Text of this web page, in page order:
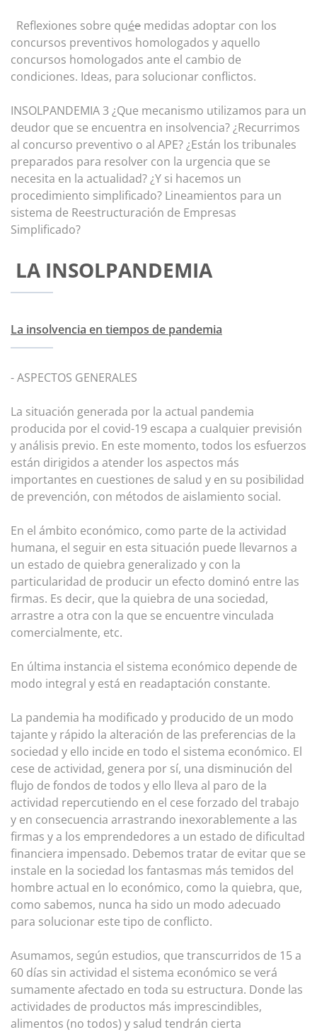
Reflexiones sobre quée medidas adoptar con los
concursos preventivos homologados y aquello
concursos homologados ante el cambio de
condiciones. Ideas, para solucionar conflictos.
INSOLPANDEMIA 3 ¿Que mecanismo utilizamos para un
deudor que se encuentra en insolvencia? ¿Recurrimos
al concurso preventivo o al APE? ¿Están los tribunales
preparados para resolver con la urgencia que se
necesita en la actualidad? ¿Y si hacemos un
procedimiento simplificado? Lineamientos para un
sistema de Reestructuración de Empresas
Simplificado?
LA INSOLPANDEMIA
La insolvencia en tiempos de pandemia
- ASPECTOS GENERALES
La situación generada por la actual pandemia
producida por el covid-19 escapa a cualquier previsión
y análisis previo. En este momento, todos los esfuerzos
están dirigidos a atender los aspectos más
importantes en cuestiones de salud y en su posibilidad
de prevención, con métodos de aislamiento social.
En el ámbito económico, como parte de la actividad
humana, el seguir en esta situación puede llevarnos a
un estado de quiebra generalizado y con la
particularidad de producir un efecto dominó entre las
firmas. Es decir, que la quiebra de una sociedad,
arrastre a otra con la que se encuentre vinculada
comercialmente, etc.
En última instancia el sistema económico depende de
modo integral y está en readaptación constante.
La pandemia ha modificado y producido de un modo
tajante y rápido la alteración de las preferencias de la
sociedad y ello incide en todo el sistema económico. El
cese de actividad, genera por sí, una disminución del
flujo de fondos de todos y ello lleva al paro de la
actividad repercutiendo en el cese forzado del trabajo
y en consecuencia arrastrando inexorablemente a las
firmas y a los emprendedores a un estado de dificultad
financiera impensado. Debemos tratar de evitar que se
instale en la sociedad los fantasmas más temidos del
hombre actual en lo económico, como la quiebra, que,
como sabemos, nunca ha sido un modo adecuado
para solucionar este tipo de conflicto.
Asumamos, según estudios, que transcurridos de 15 a
60 días sin actividad el sistema económico se verá
sumamente afectado en toda su estructura. Donde las
actividades de productos más imprescindibles,
alimentos (no todos) y salud tendrán cierta